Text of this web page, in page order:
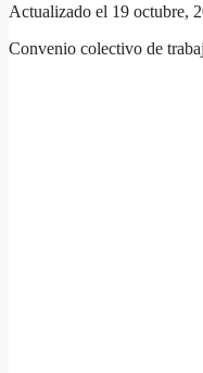
Actualizado el 19 octubre,
Convenio colectivo de